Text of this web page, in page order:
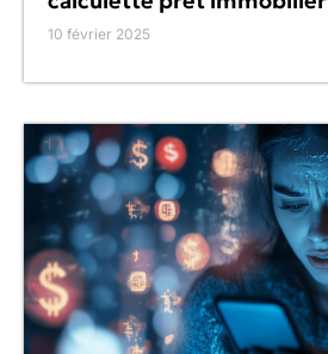
10 février 2025